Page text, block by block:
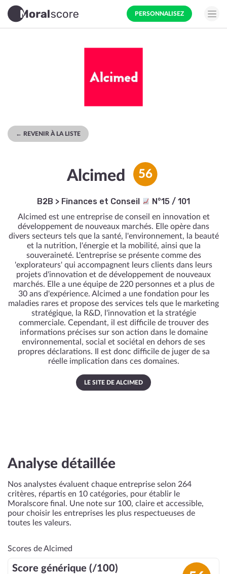
PERSONNALISEZ
← REVENIR À LA LISTE
Alcimed 56
B2B > Finances et Conseil N°15 / 101
Alcimed est une entreprise de conseil en innovation et
développement de nouveaux marchés. Elle opère dans
divers secteurs tels que la santé, l'environnement, la beauté
et la nutrition, l'énergie et la mobilité, ainsi que la
souveraineté. L'entreprise se présente comme des
'explorateurs' qui accompagnent leurs clients dans leurs
projets d'innovation et de développement de nouveaux
marchés. Elle a une équipe de 220 personnes et a plus de
30 ans d'expérience. Alcimed a une fondation pour les
maladies rares et propose des services tels que le marketing
stratégique, la R&D, l'innovation et la stratégie
commerciale. Cependant, il est difficile de trouver des
informations précises sur son action dans le domaine
environnemental, social et sociétal en dehors de ses
propres déclarations. Il est donc difficile de juger de sa
réelle implication dans ces domaines.
LE SITE DE ALCIMED
Analyse détaillée
Nos analystes évaluent chaque entreprise selon 264
critères, répartis en 10 catégories, pour établir le
Moralscore final. Une note sur 100, claire et accessible,
pour choisir les entreprises les plus respectueuses de
toutes les valeurs.
Scores de Alcimed
Score générique (/100)